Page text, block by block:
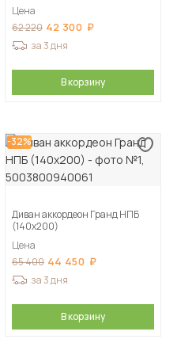
Цена
62 220 42 300
за 3 дня
В корзину
-32%
Диван аккордеон Гранд НПБ
(140х200)
Цена
65 400 44 450
за 3 дня
В корзину